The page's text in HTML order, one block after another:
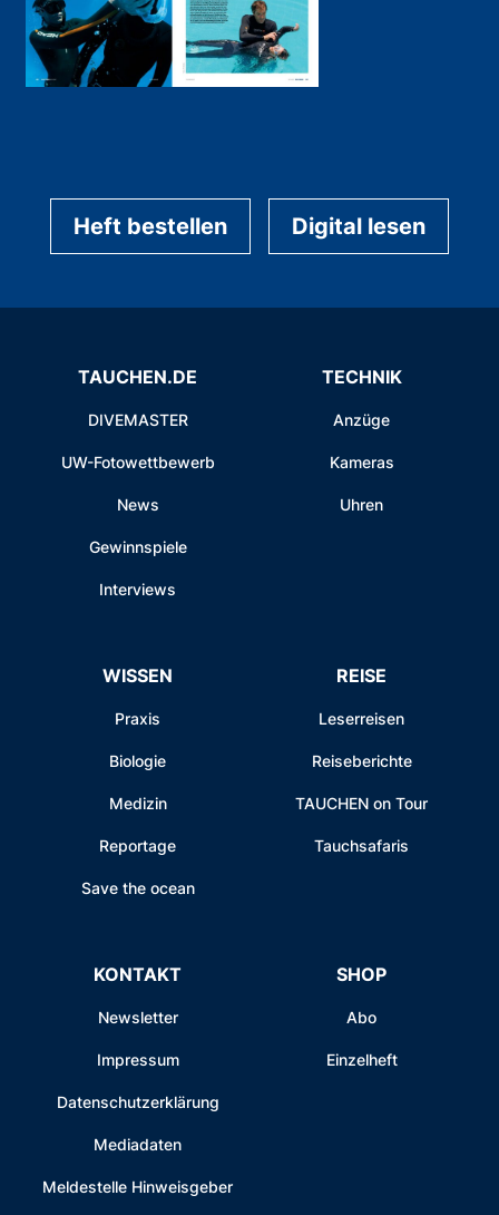
Heft bestellen Digital lesen
TAUCHEN.DE
DIVEMASTER
UW-Fotowettbewerb
News
Gewinnspiele
Interviews
TECHNIK
Anzüge
Kameras
Uhren
WISSEN
Praxis
Biologie
Medizin
Reportage
Save the ocean
REISE
Leserreisen
Reiseberichte
TAUCHEN on Tour
Tauchsafaris
KONTAKT
Newsletter
Impressum
Datenschutzerklärung
Mediadaten
Meldestelle Hinweisgeber
SHOP
Abo
Einzelheft